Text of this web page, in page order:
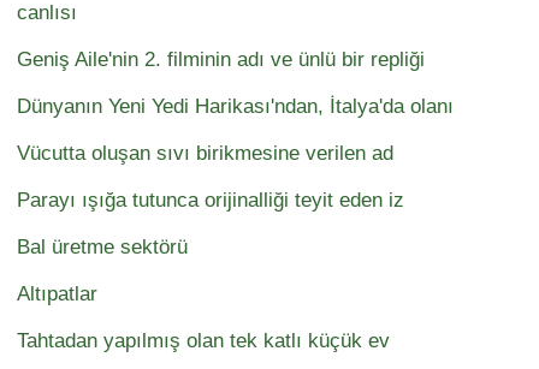
canlısı
Geniş Aile'nin 2. filminin adı ve ünlü bir repliği
Dünyanın Yeni Yedi Harikası'ndan, İtalya'da olanı
Vücutta oluşan sıvı birikmesine verilen ad
Parayı ışığa tutunca orijinalliği teyit eden iz
Bal üretme sektörü
Altıpatlar
Tahtadan yapılmış olan tek katlı küçük ev